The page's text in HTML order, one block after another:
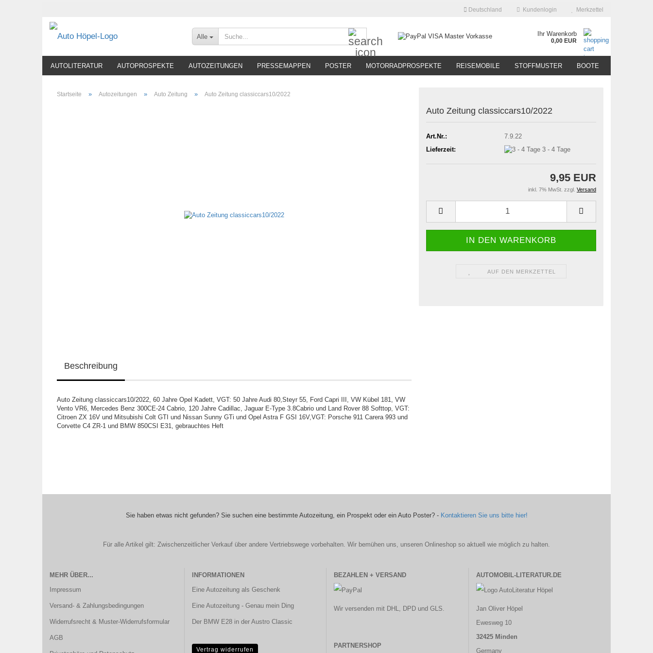
Deutschland Kundenlogin Merkzettel
Alle Ihr Warenkorb
0,00 EUR
AUTOLITERATUR AUTOPROSPEKTE AUTOZEITUNGEN PRESSEMAPPEN POSTER MOTORRADPROSPEKTE REISEMOBILE STOFFMUSTER BOOTE
Startseite » Autozeitungen » Auto Zeitung » Auto Zeitung classiccars10/2022
Auto Zeitung classiccars10/2022
Art.Nr.:
7.9.22
Lieferzeit:
3 - 4 Tage
9,95 EUR
inkl. 7% MwSt. zzgl. Versand
AUF DEN MERKZETTEL
Beschreibung
Auto Zeitung classiccars10/2022, 60 Jahre Opel Kadett, VGT: 50 Jahre Audi 80,Steyr 55, Ford Capri III, VW Kübel 181, VW
Vento VR6, Mercedes Benz 300CE-24 Cabrio, 120 Jahre Cadillac, Jaguar E-Type 3.8Cabrio und Land Rover 88 Softtop, VGT:
Citroen ZX 16V und Mitsubishi Colt GTI und Nissan Sunny GTi und Opel Astra F GSI 16V,VGT: Porsche 911 Carera 993 und
Corvette C4 ZR-1 und BMW 850CSI E31, gebrauchtes Heft
Sie haben etwas nicht gefunden? Sie suchen eine bestimmte Autozeitung, ein Prospekt oder ein Auto Poster? - Kontaktieren Sie uns bitte hier!
Für alle Artikel gilt: Zwischenzeitlicher Verkauf über andere Vertriebswege vorbehalten. Wir bemühen uns, unseren Onlineshop so aktuell wie möglich zu halten.
MEHR ÜBER...
Impressum
Versand- & Zahlungsbedingungen
Widerrufsrecht & Muster-Widerrufsformular
AGB
INFORMATIONEN
Eine Autozeitung als Geschenk
Eine Autozeitung - Genau mein Ding
Der BMW E28 in der Austro Classic
Vertrag widerrufen
BEZAHLEN + VERSAND
Wir versenden mit DHL, DPD und GLS.
PARTNERSHOP
AUTOMOBIL-LITERATUR.DE
Jan Oliver Höpel
Ewesweg 10
32425 Minden
Germany